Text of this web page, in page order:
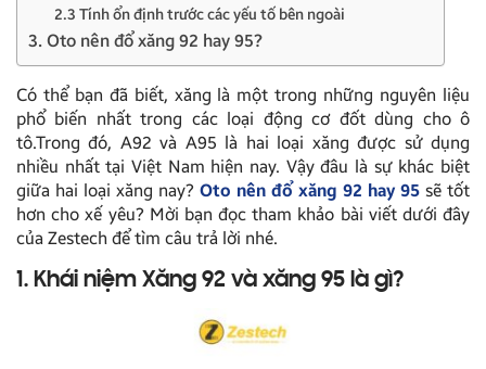
2.3 Tính ổn định trước các yếu tố bên ngoài
3. Oto nên đổ xăng 92 hay 95?
Có thể bạn đã biết, xăng là một trong những nguyên liệu
phổ biến nhất trong các loại động cơ đốt dùng cho ô
tô.Trong đó, A92 và A95 là hai loại xăng được sử dụng
nhiều nhất tại Việt Nam hiện nay. Vậy đâu là sự khác biệt
giữa hai loại xăng nay? Oto nên đổ xăng 92 hay 95 sẽ tốt
hơn cho xế yêu? Mời bạn đọc tham khảo bài viết dưới đây
của Zestech để tìm câu trả lời nhé.
1. Khái niệm Xăng 92 và xăng 95 là gì?